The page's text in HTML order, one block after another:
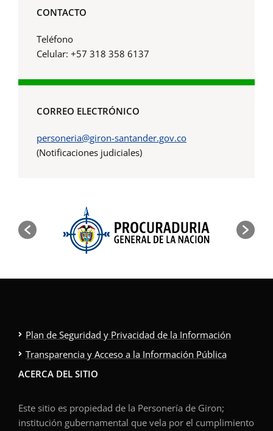
CONTACTO
Teléfono
Celular: +57 318 358 6137
CORREO ELECTRÓNICO
personeria@giron-santander.gov.co
(Notificaciones judiciales)
Plan de Seguridad y Privacidad de la Información
Transparencia y Acceso a la Información Pública
ACERCA DEL SITIO
Este sitio es propiedad de la Personería de Giron;
institución gubernamental que vela por el cumplimiento